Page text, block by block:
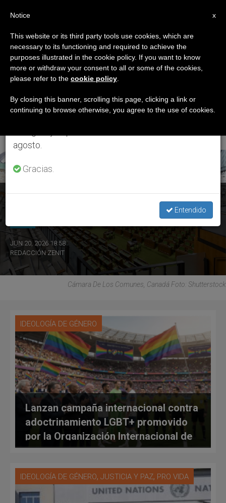
CATEGORÍA
Archive For The
‘Ideología De Género’
Category
ÚLTIMAS NOTICIAS
Canadá: parlamento declara delito el decir en público lo que
JUN 20, 2026 18:58
REDACCIÓN ZENIT
Cámara De Los Comunes, Canadá Foto: Shutterstock
IDEOLOGÍA DE GÉNERO
Lanzan campaña internacional contra
adoctrinamiento LGBT+ promovido
por la Organización Internacional de
Fútbol en el contexto de la Gran
IDEOLOGÍA DE GÉNERO, JUSTICIA Y PAZ, PRO VIDA
×
Aviso importante
Del 27 de julio al 7 de agosto haremos la pausa
anual, aprovechando que en el periodo de verano
se generan menos informaciones y también el
agosto.
Gracias.
Entendido
x
Notice
This website or its third party tools use cookies, which are
necessary to its functioning and required to achieve the
purposes illustrated in the cookie policy. If you want to know
more or withdraw your consent to all or some of the cookies,
please refer to the cookie policy
By closing this banner, scrolling this page, clicking a link or
continuing to browse otherwise, you agree to the use of cookies.